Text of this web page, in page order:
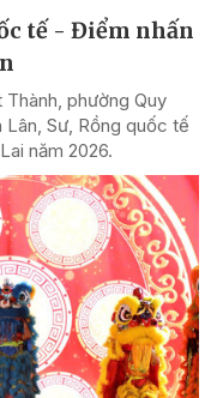
tế - Điểm nhấn
phường Quy
Lân, Sư, Rồng quốc tế
năm 2026.